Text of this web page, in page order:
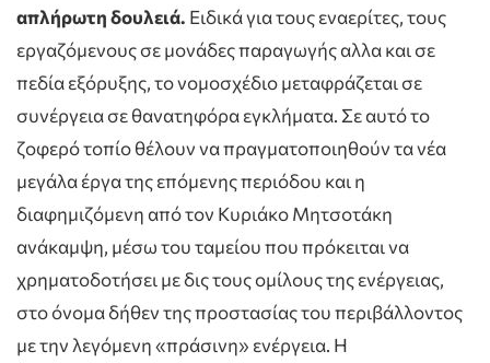
απλήρωτη δουλειά. Ειδικά για τους εναερίτες, τους
εργαζόμενους σε μονάδες παραγωγής αλλα και σε
πεδία εξόρυξης, το νομοσχέδιο μεταφράζεται σε
συνέργεια σε θανατηφόρα εγκλήματα. Σε αυτό το
ζοφερό τοπίο θέλουν να πραγματοποιηθούν τα νέα
μεγάλα έργα της επόμενης περιόδου και η
διαφημιζόμενη από τον Κυριάκο Μητσοτάκη
ανάκαμψη, μέσω του ταμείου που πρόκειται να
χρηματοδοτήσει με δις τους ομίλους της ενέργειας,
στο όνομα δήθεν της προστασίας του περιβάλλοντος
με την λεγόμενη «πράσινη» ενέργεια. Η